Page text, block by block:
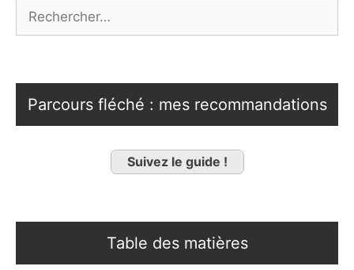
Parcours fléché : mes recommandations
Suivez le guide !
Table des matières